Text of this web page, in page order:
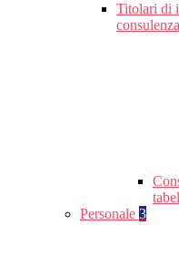
Titolari di
consulenza
Personale 3